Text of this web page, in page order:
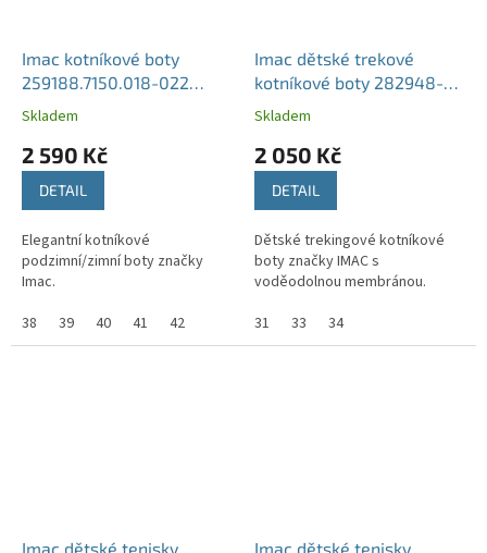
Imac kotníkové boty
259188.7150.018-022
black-grey
Skladem
2 590 Kč
DETAIL
Elegantní kotníkové
podzimní/zimní boty značky
Imac.
38
39 40 41 42
Imac dětské trekové
kotníkové boty 282948-
7030-002-BLUE-GREEN
Skladem
2 050 Kč
DETAIL
Dětské trekingové kotníkové
boty značky IMAC s
voděodolnou membránou.
31
33 34
Imac dětské tenisky
Imac dětské tenisky